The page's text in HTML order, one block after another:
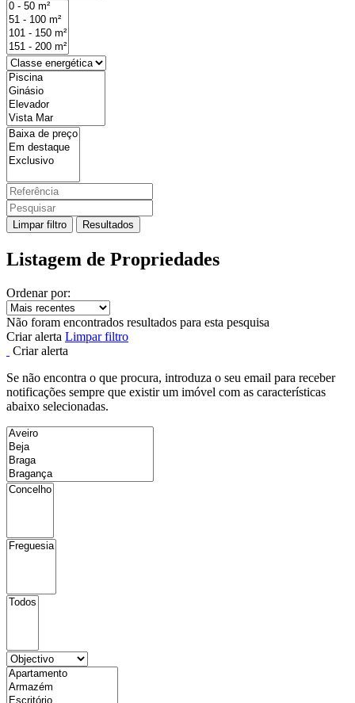
Limpar filtro Resultados
Listagem de Propriedades
Ordenar por:
Não foram encontrados resultados para esta pesquisa
Criar alerta Limpar filtro
Criar alerta
Se não encontra o que procura, introduza o seu email para receber
notificações sempre que existir um imóvel com as características
abaixo selecionadas.